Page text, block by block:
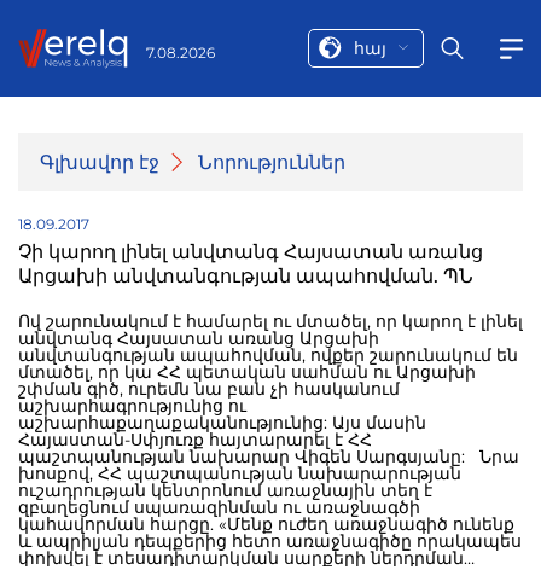
7.08.2026 հայ
Գլխավոր էջ Նորություններ
18.09.2017
Չի կարող լինել անվտանգ Հայսատան առանց
Արցախի անվտանգության ապահովման. ՊՆ
Ով շարունակում է համարել ու մտածել, որ կարող է լինել
անվտանգ Հայսատան առանց Արցախի
անվտանգության ապահովման, ովքեր շարունակում են
մտածել, որ կա ՀՀ պետական սահման ու Արցախի
շփման գիծ, ուրեմն նա բան չի հասկանում
աշխարհագրությունից ու
աշխարհաքաղաքականությունից: Այս մասին
Հայաստան-Սփյուռք հայտարարել է ՀՀ
պաշտպանության նախարար Վիգեն Սարգսյանը: Նրա
խոսքով, ՀՀ պաշտպանության նախարարության
ուշադրության կենտրոնում առաջնային տեղ է
զբաղեցնում սպառազինման ու առաջնագծի
կահավորման հարցը. «Մենք ուժեղ առաջնագիծ ունենք
և ապրիլյան դեպքերից հետո առաջնագիծը որակապես
փոխվել է տեսադիտարկման սարքերի ներդրման